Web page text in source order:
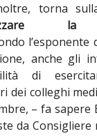
torna
la
l’esponente
anche gli
di
dei colleghi
– fa sapere
da Consigliere